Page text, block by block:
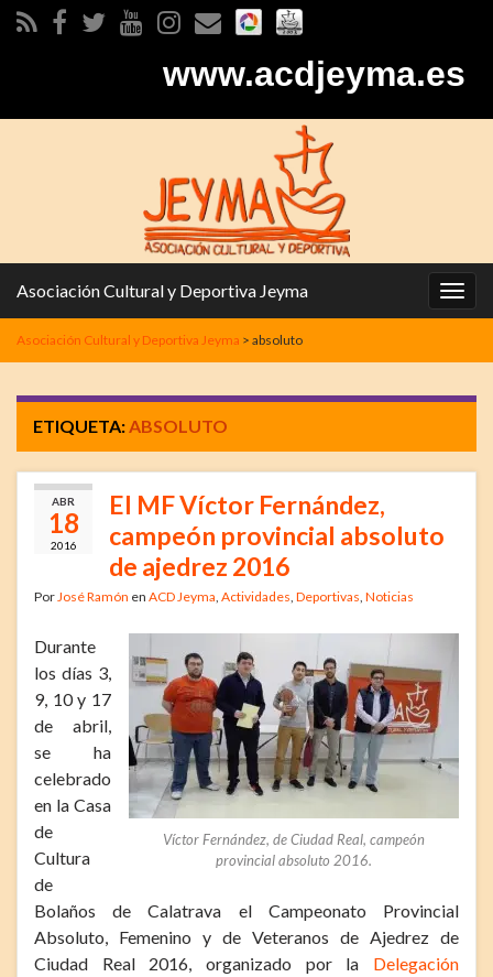
www.acdjeyma.es
la
Asociación Cultural y Deportiva Jeyma
Asociación Cultural y Deportiva Jeyma > absoluto
ETIQUETA: ABSOLUTO
ABR
18
2016
El MF Víctor Fernández,
campeón provincial absoluto
de ajedrez 2016
Por José Ramón en ACD Jeyma Actividades Deportivas Noticias
Víctor Fernández, de Ciudad Real, campeón
provincial absoluto 2016.
Durante
los días 3,
9, 10 y 17
de abril,
se ha
celebrado
en la Casa
de
Cultura
de
Bolaños de Calatrava el Campeonato Provincial
Absoluto, Femenino y de Veteranos de Ajedrez de
Ciudad Real 2016, organizado por la Delegación